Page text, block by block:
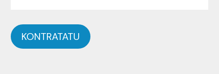
KONTRATATU